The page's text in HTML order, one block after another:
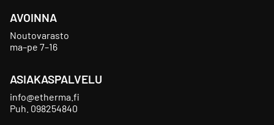
AVOINNA
Noutovarasto
ma–pe 7–16
ASIAKASPALVELU
info@etherma.fi
Puh. 098254840